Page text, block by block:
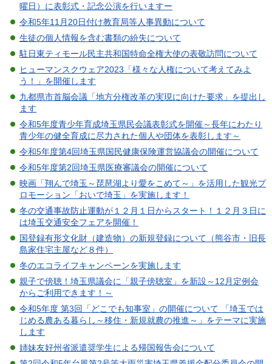
曜日）に表彰式・記念公演を行いますー
令和5年11月20日付け教育局等人事異動について
生徒の個人情報を含む書類の紛失について
駐日東ティモール民主共和国特命全権大使の表敬訪問について
ヒューマンスクウェア2023「様々な人権について考えてみよ
う！」を開催します
九都県市首脳会議「地方分権改革の実現に向けた要求」を提出し
ます
令和5年度青少年育成埼玉県民会議表彰式を開催～長年にわたり
青少年の健全育成に尽力された個人や団体を表彰します～
令和5年度第4回埼玉県国民健康保険運営協議会の開催について
令和5年度第2回埼玉県医療審議会の開催について
映画「翔んで埼玉～琵琶湖より愛をこめて～」を活用した観光プ
ロモーション「おいで埼玉」を実施します！
冬の交通事故防止運動が１２月１日からスタート！１２月３日に
は埼玉交通安全フェアを開催！
国登録有形文化財（建造物）の新規登録について（熊谷市・旧長
島家住宅主屋など８件）
冬のエコライフキャンペーンを実施します
親子で傍聴！埼玉県議会に「親子傍聴室」を新設～12月定例会
からご利用できます！～
令和5年度 第3回「どこでも知事室」の開催について 「埼玉では
じめる農ある暮らし～移住・新規就農の推進～」をテーマに実施
します
姉妹友好州省派遣奨学生による帰国報告会について